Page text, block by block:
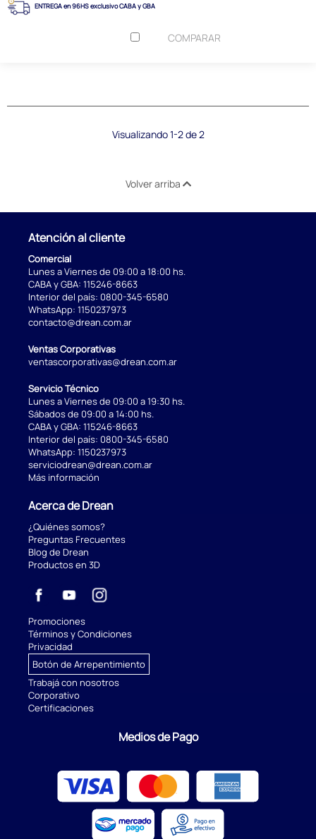
ENTREGA en 96HS exclusivo CABA y GBA
COMPARAR
Visualizando 1-2 de 2
Volver arriba
Atención al cliente
Comercial
Lunes a Viernes de 09:00 a 18:00 hs.
CABA y GBA: 115246-8663
Interior del país: 0800-345-6580
WhatsApp: 1150237973
contacto@drean.com.ar
Ventas Corporativas
ventascorporativas@drean.com.ar
Servicio Técnico
Lunes a Viernes de 09:00 a 19:30 hs.
Sábados de 09:00 a 14:00 hs.
CABA y GBA: 115246-8663
Interior del país: 0800-345-6580
WhatsApp: 1150237973
serviciodrean@drean.com.ar
Más información
Acerca de Drean
¿Quiénes somos?
Preguntas Frecuentes
Blog de Drean
Productos en 3D
Promociones
Términos y Condiciones
Privacidad
Botón de Arrepentimiento
Trabajá con nosotros
Corporativo
Certificaciones
Medios de Pago